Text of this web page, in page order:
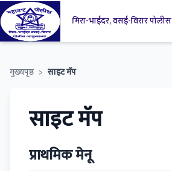
मिरा-भाईंदर, वसई-विरार पोलीस
मुख्यपृष्ठ > साइट मॅप
साइट मॅप
प्राथमिक मेनू